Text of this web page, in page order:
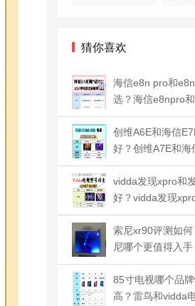
猜你喜欢
海信e8n pro和
选？海信e8npro和
别
创维A6E和海信
好？创维A7E和海
应该如何选
vidda发现xpro和
好？vidda发现
该如何选
索尼xr90评测如
尼哪个更值得入手
85寸电视哪个品
高？雷鸟和vidda